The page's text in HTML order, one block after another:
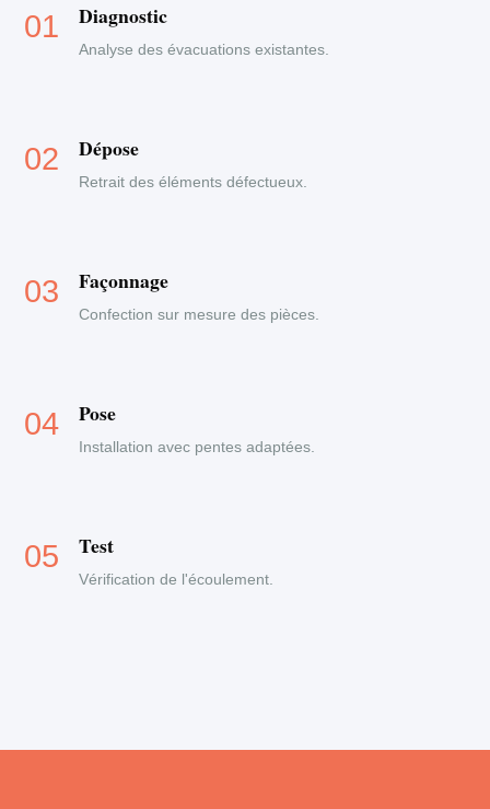
Diagnostic
Analyse des évacuations existantes.
Dépose
Retrait des éléments défectueux.
Façonnage
Confection sur mesure des pièces.
Pose
Installation avec pentes adaptées.
Test
Vérification de l'écoulement.